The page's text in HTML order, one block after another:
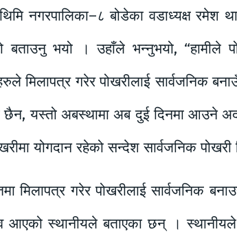
नगरपालिका–८ बोडेका वडाध्यक्ष रमेश
बताउनु भयो । उहाँले भन्नुभयो, “हामीले
मिलापत्र गरेर पोखरीलाई सार्वजनिक
यस्तो अबस्थामा अब दुई दिनमा आउने
योगदान रहेको सन्देश सार्वजनिक
मिलापत्र गरेर पोखरीलाई सार्वजनिक
आएको स्थानीयले बताएका छन् । स्थानीयले